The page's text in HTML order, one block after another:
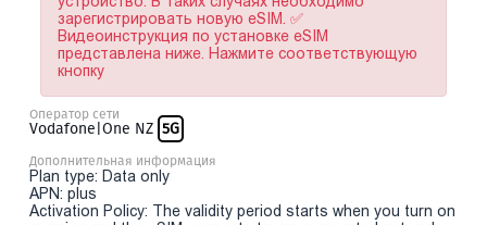
зарегистрировать новую eSIM. ✅
Видеоинструкция по установке eSIM
представлена ниже. Нажмите соответствующую
кнопку
Оператор сети
Vodafone|One NZ 5G
Дополнительная информация
Plan type: Data only
APN: plus
Activation Policy: The validity period starts when you turn on